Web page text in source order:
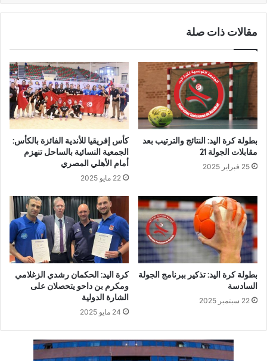
مقالات ذات صلة
بطولة كرة اليد: النتائج والترتيب بعد
مقابلات الجولة 21
25 فبراير 2025
كأس إفريقيا للأندية الفائزة بالكأس:
الجمعية النسائية بالساحل تنهزم
أمام الأهلي المصري
22 مايو 2025
بطولة كرة اليد: تذكير ببرنامج الجولة
السادسة
22 سبتمبر 2025
كرة اليد: الحكمان رشدي الزغلامي
ومكرم بن داحو يتحصلان على
الشارة الدولية
24 مايو 2025